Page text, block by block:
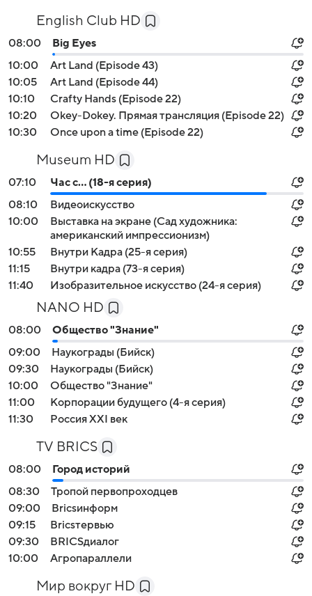
English Club HD
08:00
Big Eyes
10:00
Art Land (Episode 43)
10:05
Art Land (Episode 44)
10:10
Crafty Hands (Episode 22)
10:20
Okey-Dokey. Прямая трансляция (Episode 22)
10:30
Once upon a time (Episode 22)
Museum HD
07:10
Час с... (18-я серия)
08:10
Видеоискусство
10:00
Выставка на экране (Сад художника:
американский импрессионизм)
10:55
Внутри Кадра (25-я серия)
11:15
Внутри кадра (73-я серия)
11:40
Изобразительное искусство (24-я серия)
NANO HD
08:00
Общество "Знание"
09:00
Наукограды (Бийск)
09:30
Наукограды (Бийск)
10:00
Общество "Знание"
11:00
Корпорации будущего (4-я серия)
11:30
Россия XXI век
TV BRICS
08:00
Город историй
08:30
Тропой первопроходцев
09:00
Bricsинформ
09:15
Bricsтервью
09:30
BRICSдиалог
10:00
Агропараллели
Мир вокруг HD